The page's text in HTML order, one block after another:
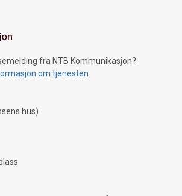
fra NTB Kommunikasjon?
om tjenesten
hus)